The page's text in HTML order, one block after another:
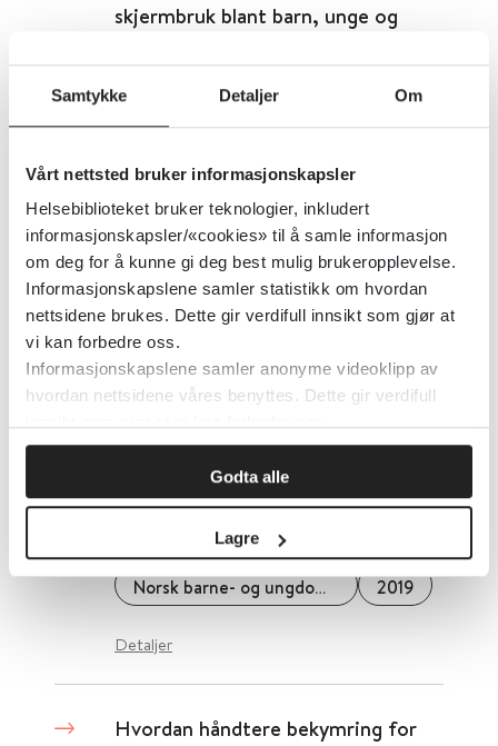
Samtykke Detaljer Om
Vårt nettsted bruker informasjonskapsler
Helsebiblioteket bruker teknologier, inkludert
informasjonskapsler/«cookies» til å samle informasjon
om deg for å kunne gi deg best mulig brukeropplevelse.
Informasjonskapslene samler statistikk om hvordan
nettsidene brukes. Dette gir verdifull innsikt som gjør at
vi kan forbedre oss.
Informasjonskapslene samler anonyme videoklipp av
hvordan nettsidene våres benyttes. Dette gir verdifull
Godta alle
Lagre
skjermbruk blant barn, unge og
Helsedirektoratet
Kronisk utmattelsessyndrom. I:
Veileder for barne- og
ungdomspsykiatri
Norsk barne- og ungdomspsykiatrisk forening 2019
Detaljer
Veileder for barne- og
ungdomspsykiatri
Norsk barne- og ungdomspsykiatrisk forening 2019
Detaljer
Hvordan håndtere bekymring for